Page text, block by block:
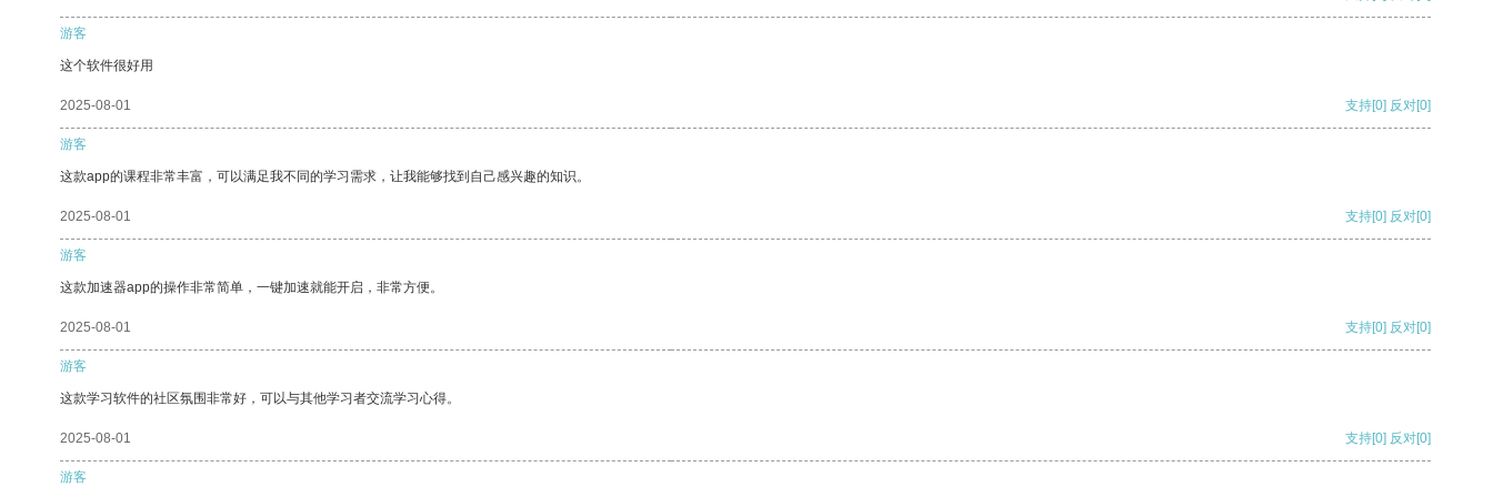
游客
这个软件很好用
2025-08-01 支持[0] 反对[0]
游客
这款app的课程非常丰富，可以满足我不同的学习需求，让我能够找到自己感兴趣的知识。
2025-08-01 支持[0] 反对[0]
游客
这款加速器app的操作非常简单，一键加速就能开启，非常方便。
2025-08-01 支持[0] 反对[0]
游客
这款学习软件的社区氛围非常好，可以与其他学习者交流学习心得。
2025-08-01 支持[0] 反对[0]
游客